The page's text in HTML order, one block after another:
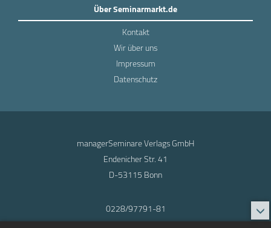
Über Seminarmarkt.de
Kontakt
Wir über uns
Impressum
Datenschutz
managerSeminare Verlags GmbH
Endenicher Str. 41
D-53115 Bonn
0228/97791-81
info@seminarmarkt.de